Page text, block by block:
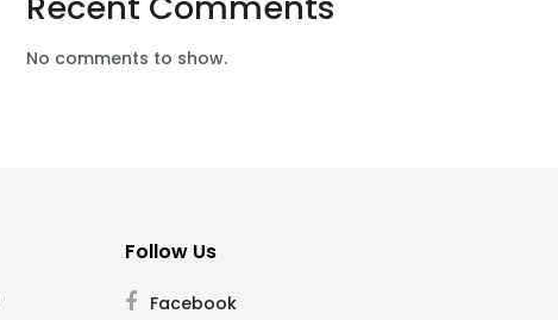
No comments to show.
Follow Us
Facebook